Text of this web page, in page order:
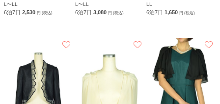
L〜LL
6泊7日 2,530 円 (税込)
L〜LL
6泊7日3,080円 (税込)
LL
6泊7日1,650円 (税込)